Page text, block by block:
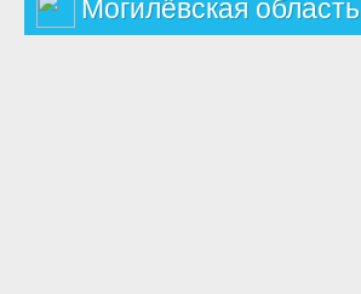
Могилёвская область